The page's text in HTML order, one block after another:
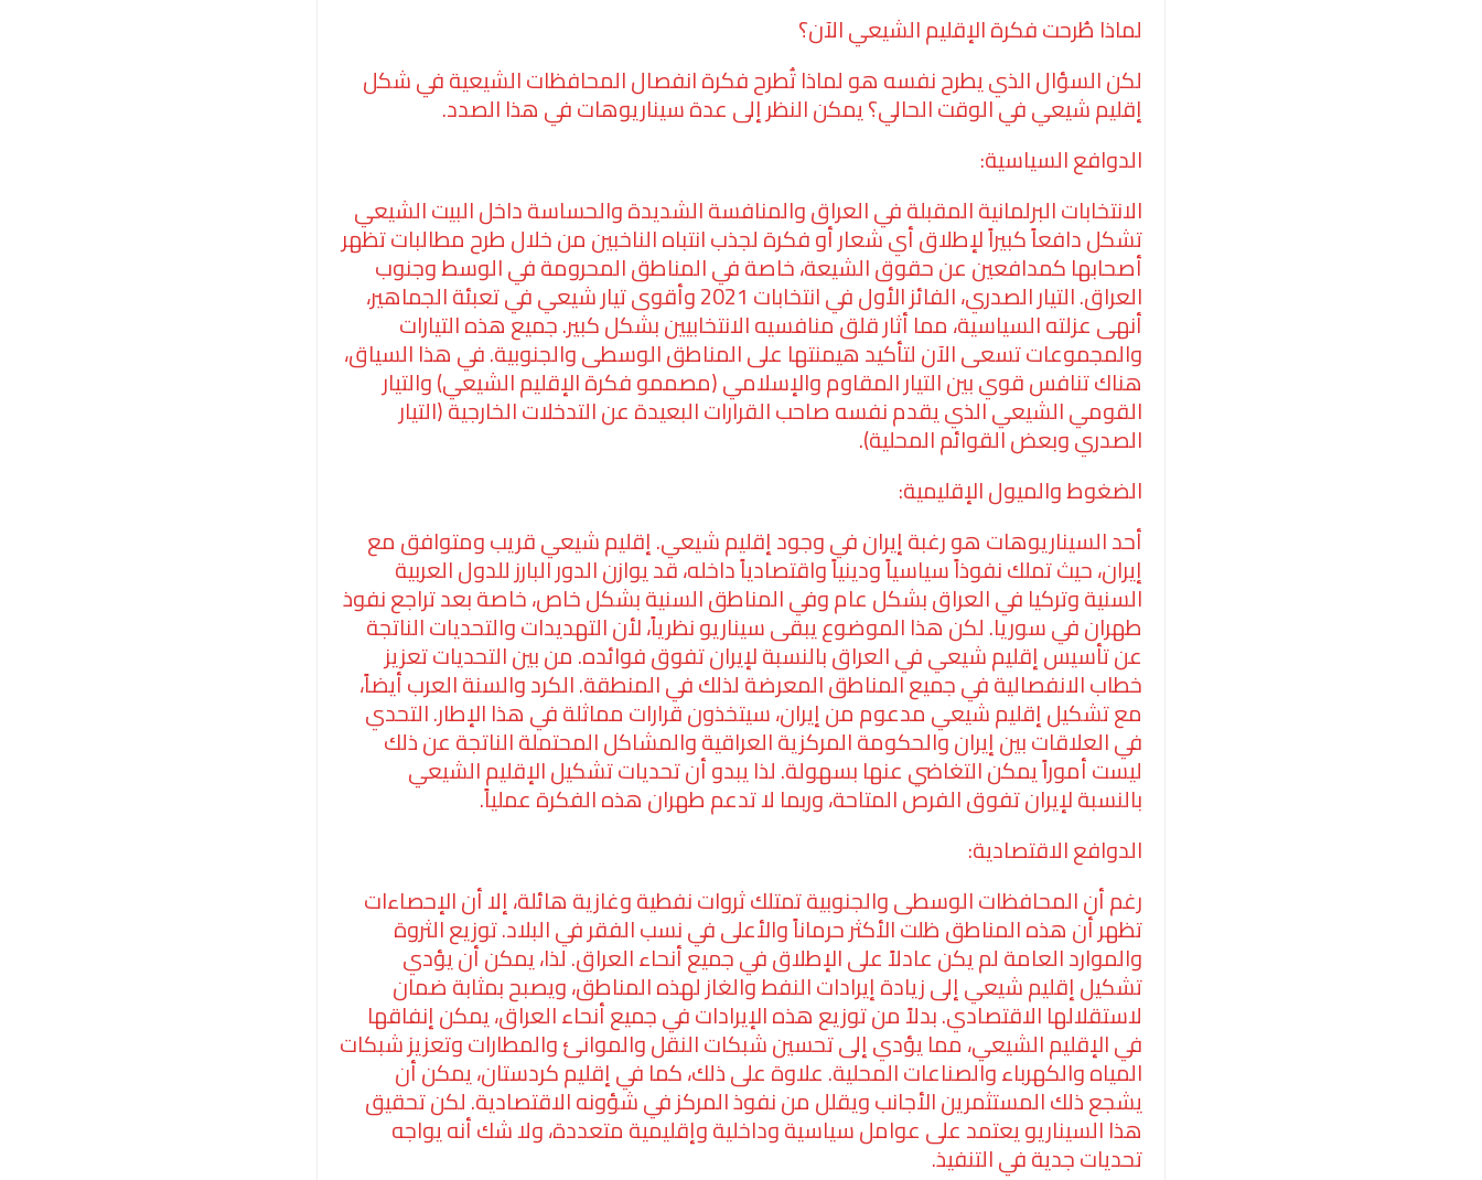
لماذا طُرحت فكرة الإقليم الشيعي الآن؟
لكن السؤال الذي يطرح نفسه هو لماذا تُطرح فكرة انفصال المحافظات الشيعية في شكل
إقليم شيعي في الوقت الحالي؟ يمكن النظر إلى عدة سيناريوهات في هذا الصدد.
الدوافع السياسية:
الانتخابات البرلمانية المقبلة في العراق والمنافسة الشديدة والحساسة داخل البيت الشيعي
تشكل دافعاً كبيراً لإطلاق أي شعار أو فكرة لجذب انتباه الناخبين من خلال طرح مطالبات تظهر
أصحابها كمدافعين عن حقوق الشيعة، خاصة في المناطق المحرومة في الوسط وجنوب
العراق. التيار الصدري، الفائز الأول في انتخابات 2021 وأقوى تيار شيعي في تعبئة الجماهير،
أنهى عزلته السياسية، مما أثار قلق منافسيه الانتخابيين بشكل كبير. جميع هذه التيارات
والمجموعات تسعى الآن لتأكيد هيمنتها على المناطق الوسطى والجنوبية. في هذا السياق،
هناك تنافس قوي بين التيار المقاوم والإسلامي (مصممو فكرة الإقليم الشيعي) والتيار
القومي الشيعي الذي يقدم نفسه صاحب القرارات البعيدة عن التدخلات الخارجية (التيار
الصدري وبعض القوائم المحلية).
الضغوط والميول الإقليمية:
أحد السيناريوهات هو رغبة إيران في وجود إقليم شيعي. إقليم شيعي قريب ومتوافق مع
إيران، حيث تملك نفوذاً سياسياً ودينياً واقتصادياً داخله، قد يوازن الدور البارز للدول العربية
السنية وتركيا في العراق بشكل عام وفي المناطق السنية بشكل خاص، خاصة بعد تراجع نفوذ
طهران في سوريا. لكن هذا الموضوع يبقى سيناريو نظرياً، لأن التهديدات والتحديات الناتجة
عن تأسيس إقليم شيعي في العراق بالنسبة لإيران تفوق فوائده. من بين التحديات تعزيز
خطاب الانفصالية في جميع المناطق المعرضة لذلك في المنطقة. الكرد والسنة العرب أيضاً،
مع تشكيل إقليم شيعي مدعوم من إيران، سيتخذون قرارات مماثلة في هذا الإطار. التحدي
في العلاقات بين إيران والحكومة المركزية العراقية والمشاكل المحتملة الناتجة عن ذلك
ليست أموراً يمكن التغاضي عنها بسهولة. لذا يبدو أن تحديات تشكيل الإقليم الشيعي
بالنسبة لإيران تفوق الفرص المتاحة، وربما لا تدعم طهران هذه الفكرة عملياً.
الدوافع الاقتصادية:
رغم أن المحافظات الوسطى والجنوبية تمتلك ثروات نفطية وغازية هائلة، إلا أن الإحصاءات
تظهر أن هذه المناطق ظلت الأكثر حرماناً والأعلى في نسب الفقر في البلاد. توزيع الثروة
والموارد العامة لم يكن عادلاً على الإطلاق في جميع أنحاء العراق. لذا، يمكن أن يؤدي
تشكيل إقليم شيعي إلى زيادة إيرادات النفط والغاز لهذه المناطق، ويصبح بمثابة ضمان
لاستقلالها الاقتصادي. بدلاً من توزيع هذه الإيرادات في جميع أنحاء العراق، يمكن إنفاقها
في الإقليم الشيعي، مما يؤدي إلى تحسين شبكات النقل والموانئ والمطارات وتعزيز شبكات
المياه والكهرباء والصناعات المحلية. علاوة على ذلك، كما في إقليم كردستان، يمكن أن
يشجع ذلك المستثمرين الأجانب ويقلل من نفوذ المركز في شؤونه الاقتصادية. لكن تحقيق
هذا السيناريو يعتمد على عوامل سياسية وداخلية وإقليمية متعددة، ولا شك أنه يواجه
تحديات جدية في التنفيذ.